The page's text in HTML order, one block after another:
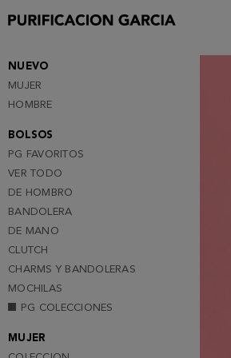
Purificacion
NUEVO
MUJER
HOMBRE
BOLSOS
PG FAVORITOS
VER TODO
DE HOMBRO
BANDOLERA
DE MANO
CLUTCH
CHARMS Y BANDOLERAS
MOCHILAS
PG COLECCIONES
MUJER